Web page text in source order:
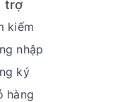
trợ
kiếm
nhập
ký
hàng